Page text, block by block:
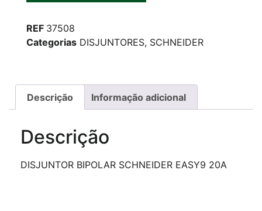
REF 37508
Categorias DISJUNTORES, SCHNEIDER
Descrição Informação adicional
Descrição
DISJUNTOR BIPOLAR SCHNEIDER EASY9 20A